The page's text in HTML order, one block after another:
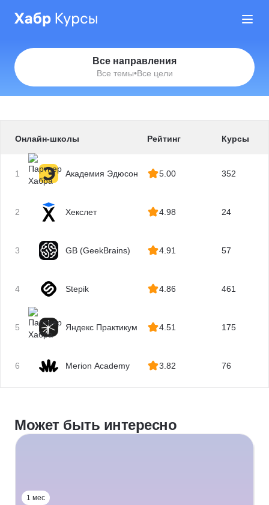
Все направления
Все темы•Все цели
Онлайн-школы Рейтинг Курсы
1 Академия Эдюсон 5.00 352
2 Хекслет 4.98 24
3 GB (GeekBrains) 4.91 57
4 Stepik 4.86 461
5 Яндекс Практикум 4.51 175
6 Merion Academy 3.82 76
Может быть интересно
1 мес